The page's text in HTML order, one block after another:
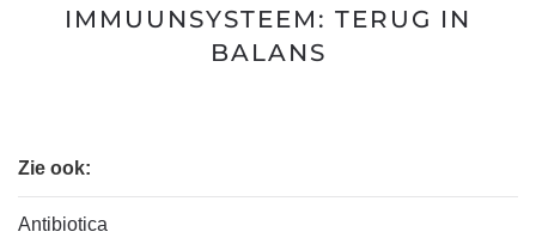
IMMUUNSYSTEEM: TERUG IN
BALANS
Zie ook:
Antibiotica